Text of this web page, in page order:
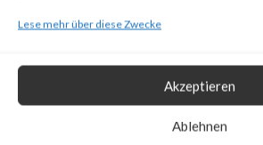
Lese mehr über diese Zwecke
Akzeptieren
Ablehnen
What is the Vendor
VMware released a